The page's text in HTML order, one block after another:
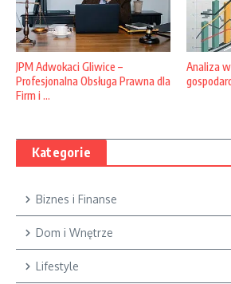
JPM Adwokaci Gliwice –
Profesjonalna Obsługa Prawna dla
Firm i ...
Analiza
Kategorie
Biznes i Finanse
Dom i Wnętrze
Lifestyle